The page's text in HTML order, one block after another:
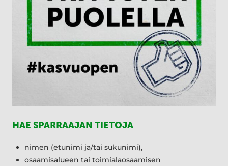
HAE SPARRAAJAN TIETOJA
nimen (etunimi ja/tai sukunimi),
osaamisalueen tai toimialaosaamisen